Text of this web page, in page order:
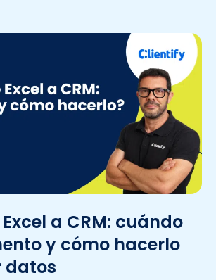
a CRM: cuándo
y cómo hacerlo
datos